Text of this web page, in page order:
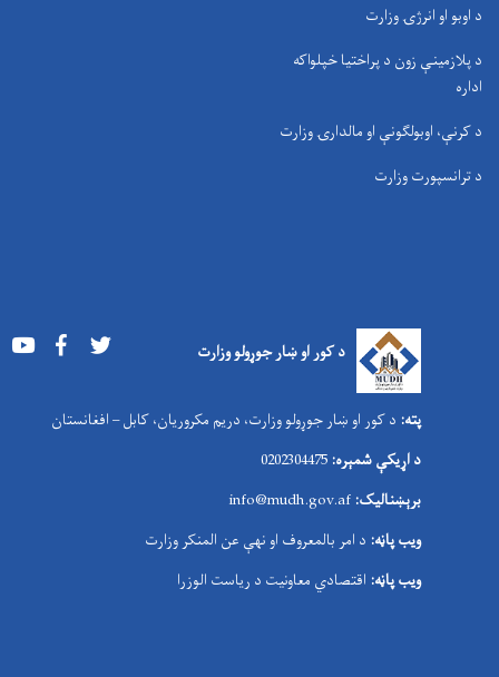
د اوبو او انرژۍ وزارت
د پلازمینې زون د پراختیا خپلواکه
اداره
د کرنې، اوبولګونې او مالدارۍ وزارت
د ترانسپورت وزارت
د کور او ښار جوړولو وزارت Youtube Facebook
پته: د کور او ښار جوړولو وزارت، دریم مکروریان، کابل – افغانستان
د اړیکې شمېره:
برېښنالیک:
info@mudh.gov.af
ویب پاڼه: د امر بالمعروف او نهې عن المنکر وزارت
ویب پاڼه: اقتصادي معاونیت د ریاست الوزرا